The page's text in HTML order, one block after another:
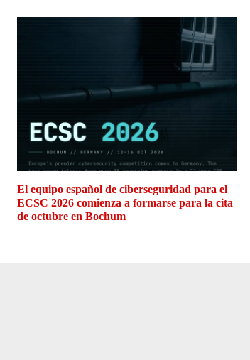
El equipo español de ciberseguridad para el
ECSC 2026 comienza a formarse para la cita
de octubre en Bochum